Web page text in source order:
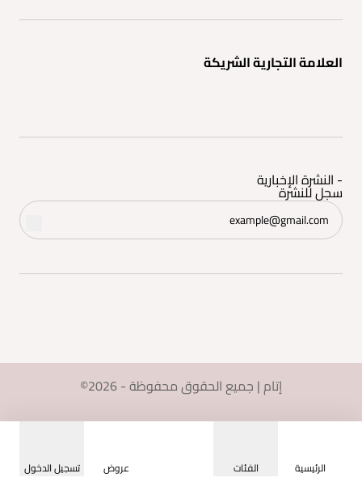
العلامة التجارية الشريكة
- النشرة الإخبارية
سجل للنشرة
©2026 - إتام | جميع الحقوق محفوظة
الرئيسية الفئات عروض تسجيل الدخول